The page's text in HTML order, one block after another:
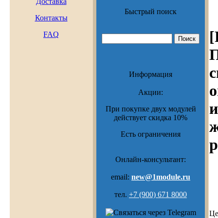
Контакты
FAQ
Быстрый поиск
Информация
Акции:
При покупке двух модулей
действует скидка 10%
Есть ограничения
Онлайн-консультант:
email: new@1module.ru
тел. +7 (900) 671 8000